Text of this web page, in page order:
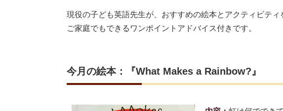
現役の子ども英語先生が、おすすめの絵本とアクティビティ
ご家庭でもできるワンポイントアドバイス付きです。
今月の絵本：『What Makes a Rainbow?』